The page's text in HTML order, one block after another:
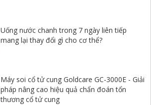
Uống nước chanh trong 7 ngày liên tiếp
mang lại thay đổi gì cho cơ thể?
Máy soi cổ tử cung Goldcare GC-3000E - Giải
pháp nâng cao hiệu quả chẩn đoán tổn
thương cổ tử cung